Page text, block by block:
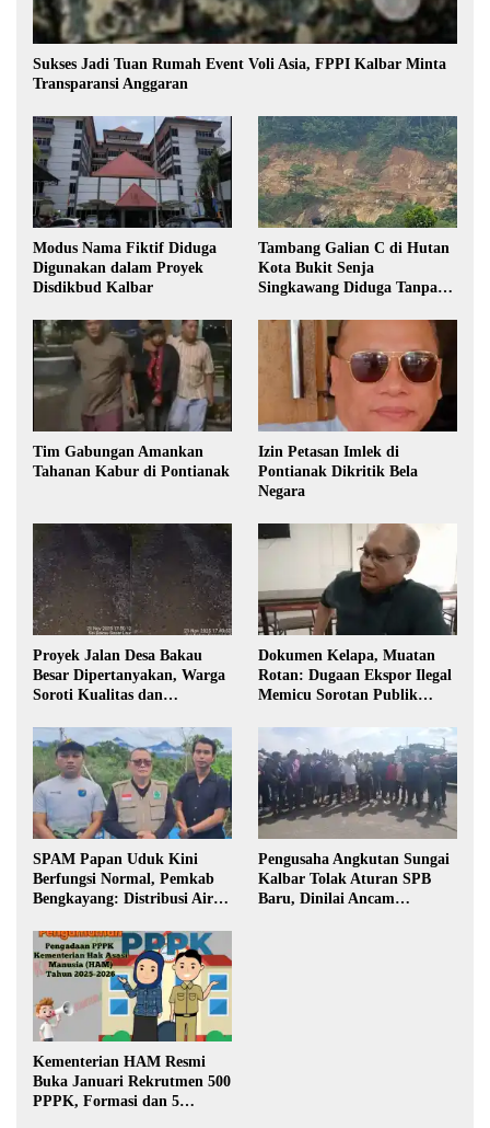
Sukses Jadi Tuan Rumah Event Voli Asia, FPPI Kalbar Minta
Transparansi Anggaran
Modus Nama Fiktif Diduga
Digunakan dalam Proyek
Disdikbud Kalbar
Tambang Galian C di Hutan
Kota Bukit Senja
Singkawang Diduga Tanpa
Tim Gabungan Amankan
Tahanan Kabur di Pontianak
Izin Petasan Imlek di
Pontianak Dikritik Bela
Negara
Proyek Jalan Desa Bakau
Besar Dipertanyakan, Warga
Soroti Kualitas dan
Pembangunan
Dokumen Kelapa, Muatan
Rotan: Dugaan Ekspor Ilegal
Memicu Sorotan Publik
SPAM Papan Uduk Kini
Berfungsi Normal, Pemkab
Bengkayang: Distribusi Air
Warga
Pengusaha Angkutan Sungai
Kalbar Tolak Aturan SPB
Baru, Dinilai Ancam
Kementerian HAM Resmi
Buka Januari Rekrutmen 500
PPPK, Formasi dan 5